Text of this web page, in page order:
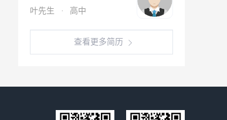
叶先生 · 高中
查看更多简历